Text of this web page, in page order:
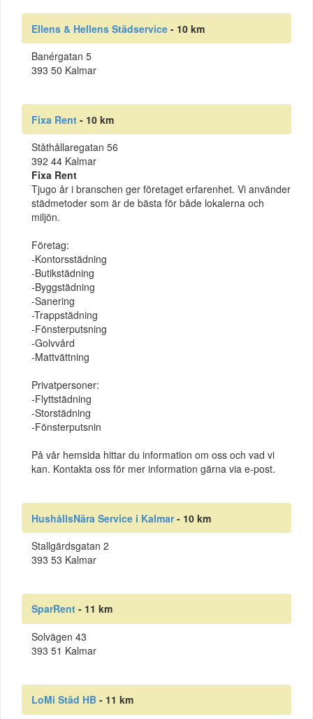
Ellens & Hellens Städservice - 10 km
Banérgatan 5
393 50 Kalmar
Fixa Rent - 10 km
Ståthållaregatan 56
392 44 Kalmar
Fixa Rent
Tjugo år i branschen ger företaget erfarenhet. Vi använder
städmetoder som är de bästa för både lokalerna och
miljön.
Företag:
-Kontorsstädning
-Butikstädning
-Byggstädning
-Sanering
-Trappstädning
-Fönsterputsning
-Golvvård
-Mattvättning
Privatpersoner:
-Flyttstädning
-Storstädning
-Fönsterputsnin
På vår hemsida hittar du information om oss och vad vi
kan. Kontakta oss för mer information gärna via e-post.
HushållsNära Service i Kalmar- 10 km
Stallgärdsgatan 2
393 53 Kalmar
SparRent - 11 km
Solvägen 43
393 51 Kalmar
LoMi Städ HB - 11 km